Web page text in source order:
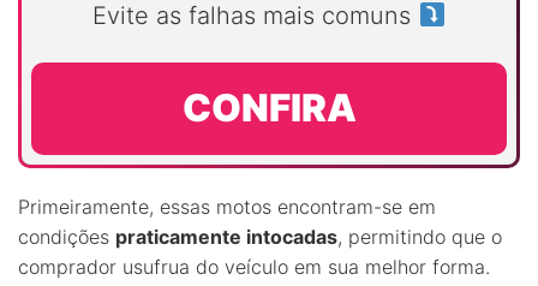
Evite as falhas mais comuns
CONFIRA
Primeiramente, essas motos encontram-se em
condições praticamente intocadas, permitindo que o
comprador usufrua do veículo em sua melhor forma.